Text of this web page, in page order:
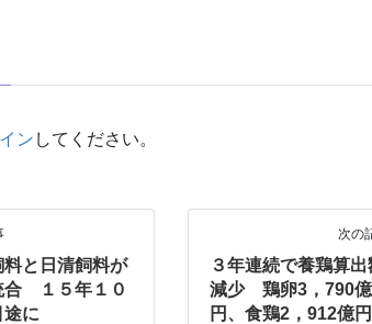
ン してください。
料と日清飼料が
合 １５年１０
途に
次の
３年連続で養鶏算出
減少 鶏卵3，790億
円、食鶏2，912億円